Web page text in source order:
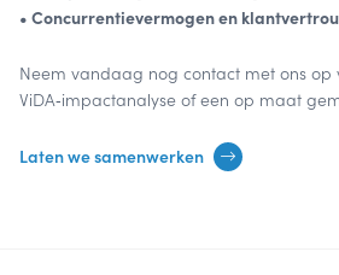
• Concurrentievermogen en
Neem vandaag nog contact met ons op
ViDA‑impactanalyse of een op maat
Laten we samenwerken